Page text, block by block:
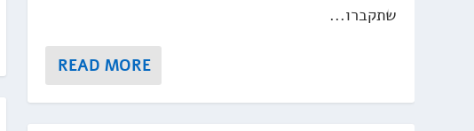
שתקברו...
READ MORE